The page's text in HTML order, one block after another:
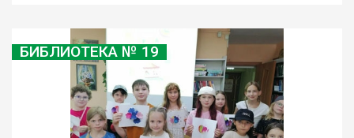
БИБЛИОТЕКА № 19